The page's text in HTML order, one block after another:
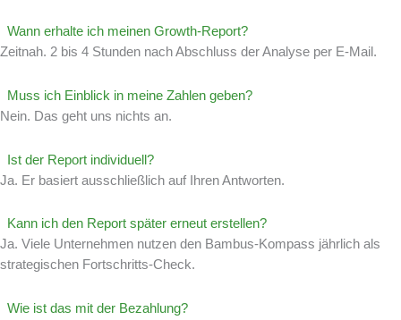
Wann erhalte ich meinen Growth-Report?
Zeitnah. 2 bis 4 Stunden nach Abschluss der Analyse per E-Mail.
Muss ich Einblick in meine Zahlen geben?
Nein. Das geht uns nichts an.
Ist der Report individuell?
Ja. Er basiert ausschließlich auf Ihren Antworten.
Kann ich den Report später erneut erstellen?
Ja. Viele Unternehmen nutzen den Bambus-Kompass jährlich als
strategischen Fortschritts-Check.
Wie ist das mit der Bezahlung?